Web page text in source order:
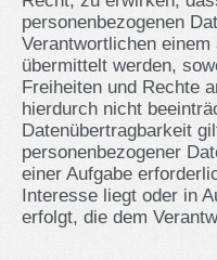
personenbezogenen
Verantwortlichen
übermittelt werden,
Freiheiten und Rechte
hierdurch nicht
Datenübertragbarkeit
personenbezogener
einer Aufgabe
Interesse liegt oder in
erfolgt, die dem